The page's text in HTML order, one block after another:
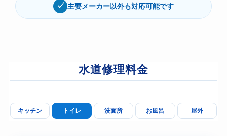
✓ 主要メーカー以外も対応可能です
水道修理料金
キッチン トイレ 洗面所 お風呂 屋外